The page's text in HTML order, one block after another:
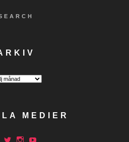
MEDIER
Facebook
Twitter
Instagram